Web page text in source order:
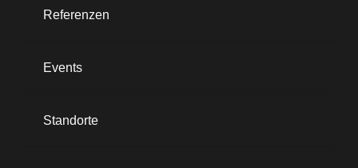
Referenzen
Events
Standorte